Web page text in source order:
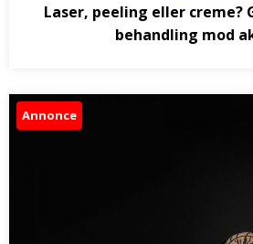
Laser, peeling eller creme?
behandling mod
Annonce